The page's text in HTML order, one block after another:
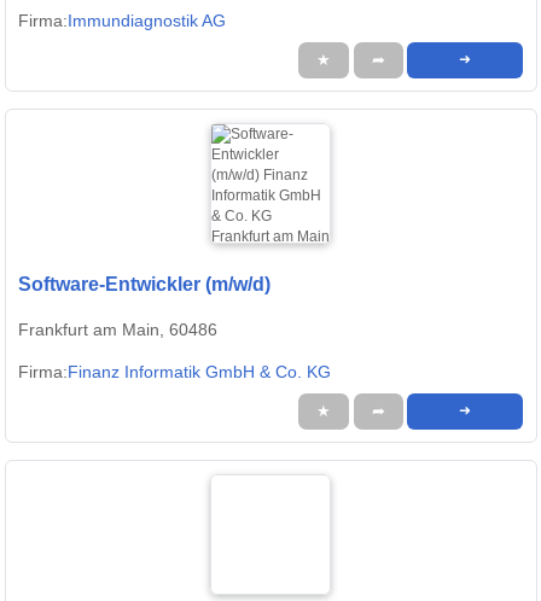
Firma:Immundiagnostik AG
★ ➦ ➜
Software-Entwickler (m/w/d)
Frankfurt am Main, 60486
Firma:Finanz Informatik GmbH & Co. KG
★ ➦ ➜